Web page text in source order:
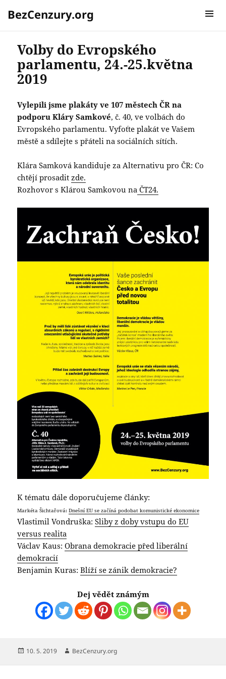
BezCenzury.org
MENU A
Volby do Evropského
parlamentu, 24.-25.května
2019
Vylepili jsme plakáty ve 107 městech ČR na
podporu Kláry Samkové, č. 40, ve volbách do
Evropského parlamentu. Vyfoťte plakát ve Vašem
městě a sdílejte s přáteli na sociálních sítích.
Klára Samková kandiduje za Alternativu pro ČR: Co
chtějí prosaditzde.
Rozhovor s Klárou Samkovou na ČT24.
K tématu dále doporučujeme články:
Markéta Šichtařová:Dnešní EU se začíná podobat komunistické ekonomice
Vlastimil Vondruška:Sliby z doby vstupu do EU
versus realita
Václav Kaus:Obrana demokracie před liberální
demokracií
Benjamin Kuras:Blíží se zánik demokracie?
Dej vědět známým
Publikováno:
10. 5. 2019 Autor:
BezCenzury.org